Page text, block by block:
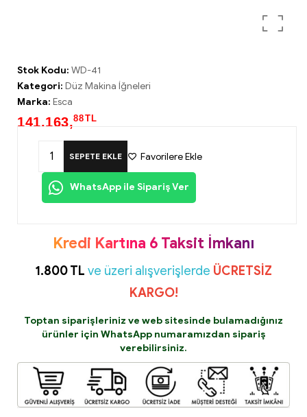
Stok Kodu: WD-41
Kategori: Düz Makina İğneleri
Marka: Esca
141.163,88TL
SEPETE EKLE Favorilere Ekle
WhatsApp ile Sipariş Ver
Kredi Kartına 6 Taksit İmkanı
1.800 TL ve üzeri alışverişlerde ÜCRETSİZ
KARGO!
Toptan siparişleriniz ve web sitesinde bulamadığınız
ürünler için WhatsApp numaramızdan sipariş
verebilirsiniz.